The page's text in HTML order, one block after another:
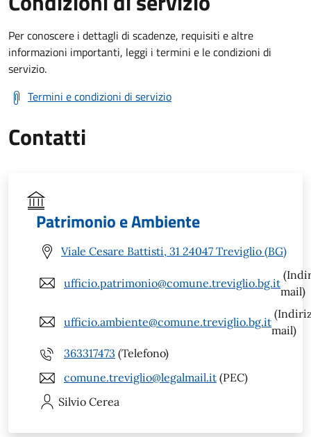
Per conoscere i dettagli di scadenze, requisiti e altre
informazioni importanti, leggi i termini e le condizioni di
servizio.
Termini e condizioni di servizio
Contatti
Patrimonio e Ambiente
Viale Cesare Battisti, 31 24047 Treviglio (BG)
ufficio.patrimonio@comune.treviglio.bg.it
mail)
ufficio.ambiente@comune.treviglio.bg.it
mail)
363317473 (Telefono)
comune.treviglio@legalmail.it (PEC)
Silvio Cerea